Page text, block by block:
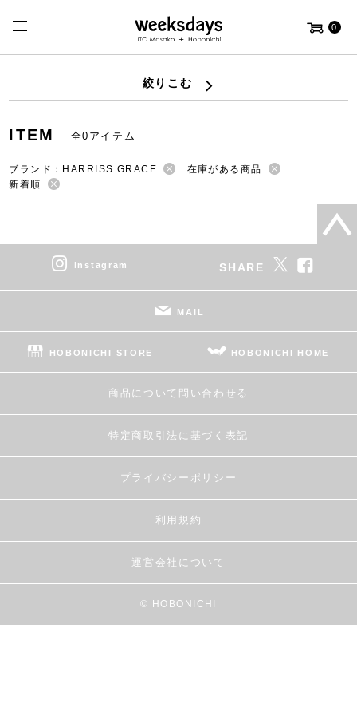
0
絞りこむ
ITEM 全0アイテム
ブランド：HARRISS GRACE
在庫がある商品
新着順
instagram SHARE
MAIL
HOBONICHI STORE HOBONICHI HOME
商品について問い合わせる
特定商取引法に基づく表記
プライバシーポリシー
利用規約
運営会社について
© HOBONICHI